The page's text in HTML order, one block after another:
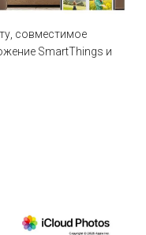
совместимое
SmartThings и